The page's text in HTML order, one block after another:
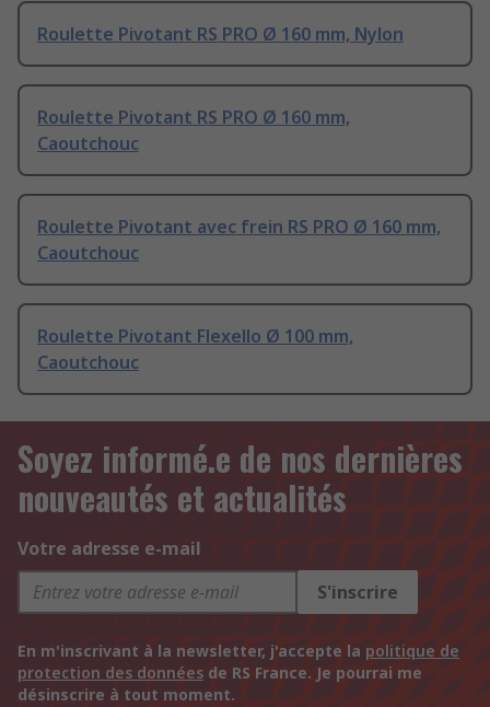
Roulette Pivotant RS PRO Ø 160 mm, Nylon
Roulette Pivotant RS PRO Ø 160 mm,
Caoutchouc
Roulette Pivotant avec frein RS PRO Ø 160 mm,
Caoutchouc
Roulette Pivotant Flexello Ø 100 mm,
Caoutchouc
Soyez informé.e de nos dernières
nouveautés et actualités
Votre adresse e-mail
S'inscrire
En m'inscrivant à la newsletter, j'accepte la politique de
protection des données de RS France. Je pourrai me
désinscrire à tout moment.